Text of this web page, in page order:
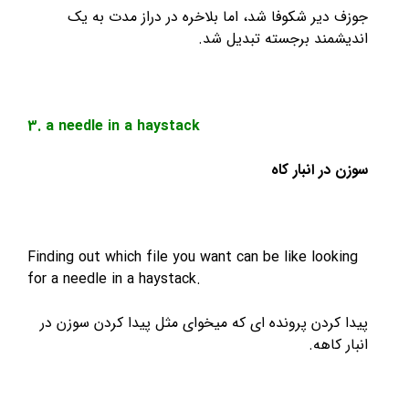
شکوفا شد، اما بلاخره در دراز مدت به یک
برجسته تبدیل شد.
3. a needle in a haystack
انبار کاه
Finding out which file you want can be like
for a needle in a haystack.
پرونده ای که میخوای مثل پیدا کردن سوزن در